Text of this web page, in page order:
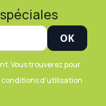
Vous trouverez pour
conditions d'utilisation